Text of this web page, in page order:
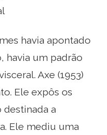
havia apontado
havia um padrão
Axe (1953)
Ele expôs os
a
Ele mediu uma